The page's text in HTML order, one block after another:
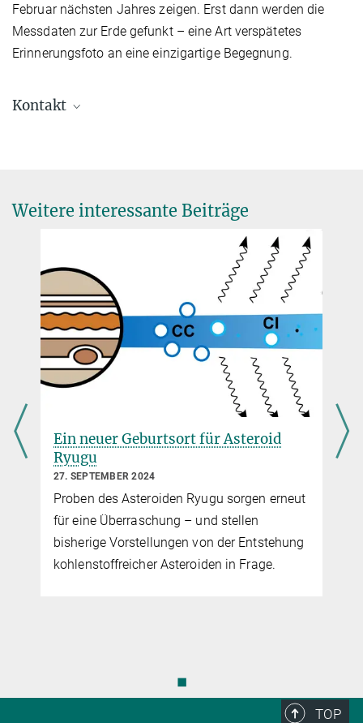
Februar nächsten Jahres zeigen. Erst dann werden die
Messdaten zur Erde gefunkt – eine Art verspätetes
Erinnerungsfoto an eine einzigartige Begegnung.
Kontakt
Krummheuer@...
Max-Planck-Institut für Sonnensystemforschung
SWI Principal Investigator
+49 551 384979-342
Hartogh@...
Max-Planck-Institut für Sonnensystemforschung, Göttingen
Dr. Norbert Krupp
PEP-JEI Project Lead, JUICE Interdisciplinary Scientist
Krupp@...
Max-Planck-Institut für Sonnensystemforschung, Göttingen
Rezac@...
Max-Planck-Institut für Sonnensystemforschung
Weitere interessante Beiträge
Ein neuer Geburtsort für Asteroid
Ryugu
27. SEPTEMBER 2024
Proben des Asteroiden Ryugu sorgen erneut
für eine Überraschung – und stellen
bisherige Vorstellungen von der Entstehung
kohlenstoffreicher Asteroiden in Frage.
◼
TOP